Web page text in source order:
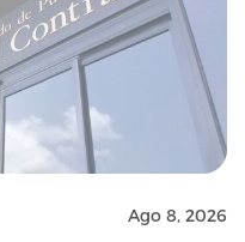
Ago 8, 2026